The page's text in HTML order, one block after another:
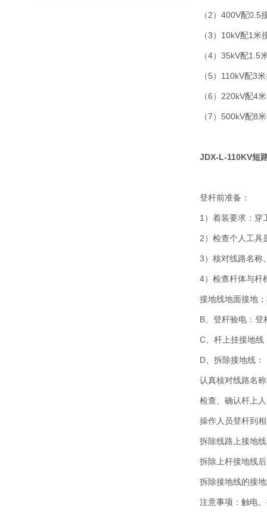
（2）400V配
（3）10kV配1
（4）35kV配1.5
（5）110kV配3
（6）220kV配4
（7）500kV配8
JDX-L-110KV短
登杆前准备：
1）着装要求：穿
2）检查个人工具
3）核对线路名称
4）检查杆体与杆
接地线地面接地
B、登杆验电：登
C、杆上挂接地线
D、拆除接地线：
认真核对线路名
检查、确认杆上
操作人员登杆到
拆除线路上接地
拆除上杆接地线
拆除接地线的接
注意事项：触电